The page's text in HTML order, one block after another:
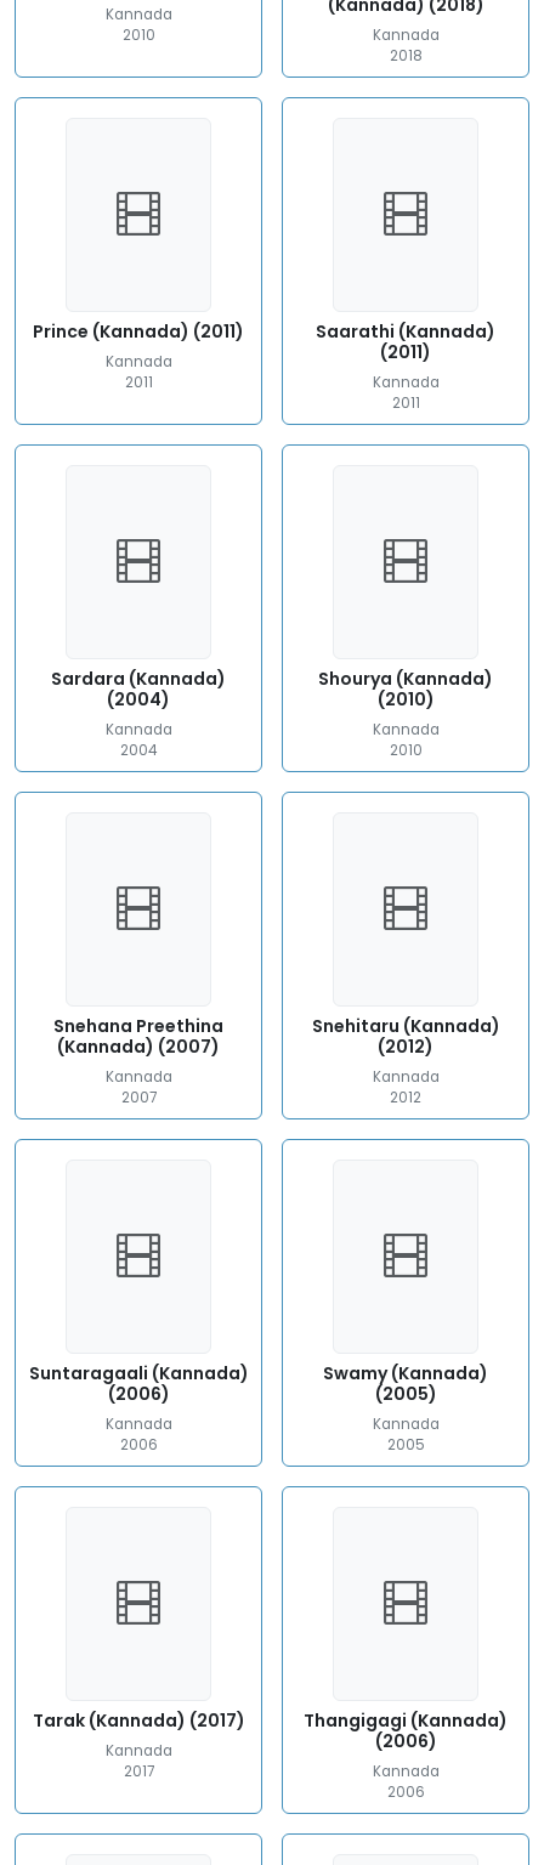
Kannada
2010
(Kannada) (2018)
Kannada
2018
Prince (Kannada) (2011)
Kannada
2011
Saarathi (Kannada)
(2011)
Kannada
2011
Sardara (Kannada)
(2004)
Kannada
2004
Shourya (Kannada)
(2010)
Kannada
2010
Snehana Preethina
(Kannada) (2007)
Kannada
2007
Snehitaru (Kannada)
(2012)
Kannada
2012
Suntaragaali (Kannada)
(2006)
Kannada
2006
Swamy (Kannada)
(2005)
Kannada
2005
Tarak (Kannada) (2017)
Kannada
2017
Thangigagi (Kannada)
(2006)
Kannada
2006